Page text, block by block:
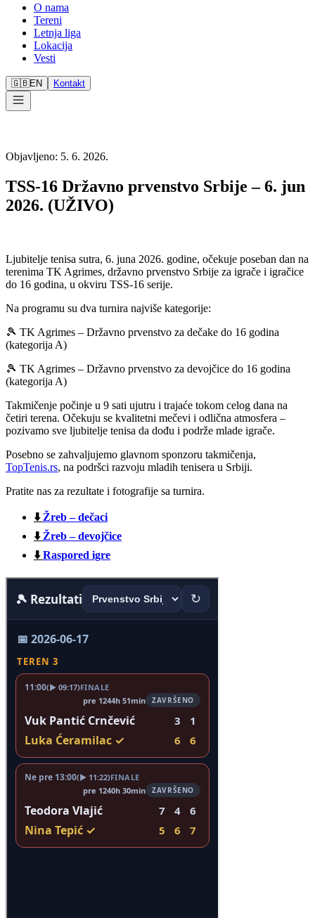
O nama
Tereni
Letnja liga
Lokacija
Vesti
🇬🇧EN Kontakt
Objavljeno: 5. 6. 2026.
TSS-16 Državno prvenstvo Srbije – 6. jun
2026. (UŽIVO)
Ljubitelje tenisa sutra, 6. juna 2026. godine, očekuje poseban dan na
terenima TK Agrimes, državno prvenstvo Srbije za igrače i igračice
do 16 godina, u okviru TSS-16 serije.
Na programu su dva turnira najviše kategorije:
🎾 TK Agrimes – Državno prvenstvo za dečake do 16 godina
(kategorija A)
🎾 TK Agrimes – Državno prvenstvo za devojčice do 16 godina
(kategorija A)
Takmičenje počinje u 9 sati ujutru i trajaće tokom celog dana na
četiri terena. Očekuju se kvalitetni mečevi i odlična atmosfera –
pozivamo sve ljubitelje tenisa da dođu i podrže mlade igrače.
Posebno se zahvaljujemo glavnom sponzoru takmičenja,
TopTenis.rs, na podršci razvoju mladih tenisera u Srbiji.
Pratite nas za rezultate i fotografije sa turnira.
⬇️ Žreb – dečaci
⬇️ Žreb – devojčice
⬇️Raspored igre